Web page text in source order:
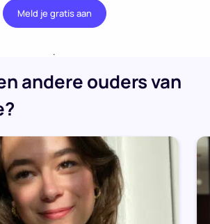
Meld je gratis aan
.
andere ouders van